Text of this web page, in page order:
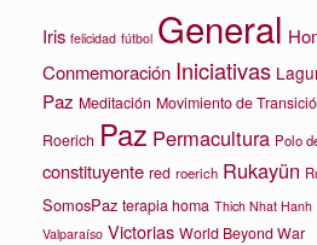
Iris felicidad fútbol General
Conmemoración Iniciativas
Paz Meditación Movimiento de
Roerich Paz Permacultura Polo
constituyente red roerich Rukayün
SomosPaz terapia homa Thich Nhat Hanh
Valparaíso Victorias World Beyond War